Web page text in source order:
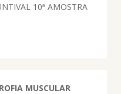
10ª AMOSTRA
MUSCULAR